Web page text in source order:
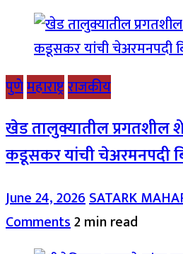
पुणेमहाराष्ट्रराजकीय
खेड तालुक्यातील प्रगतशील
कडूसकर यांची चेअरमनपदी
June 24, 2026SATARK
Comments2 min read